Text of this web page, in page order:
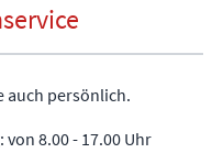
auch persönlich.
8.00 - 17.00 Uhr